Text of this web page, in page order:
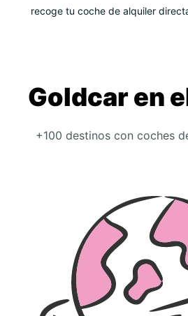
recoge tu coche de alquiler
Goldcar en
+100 destinos con coches